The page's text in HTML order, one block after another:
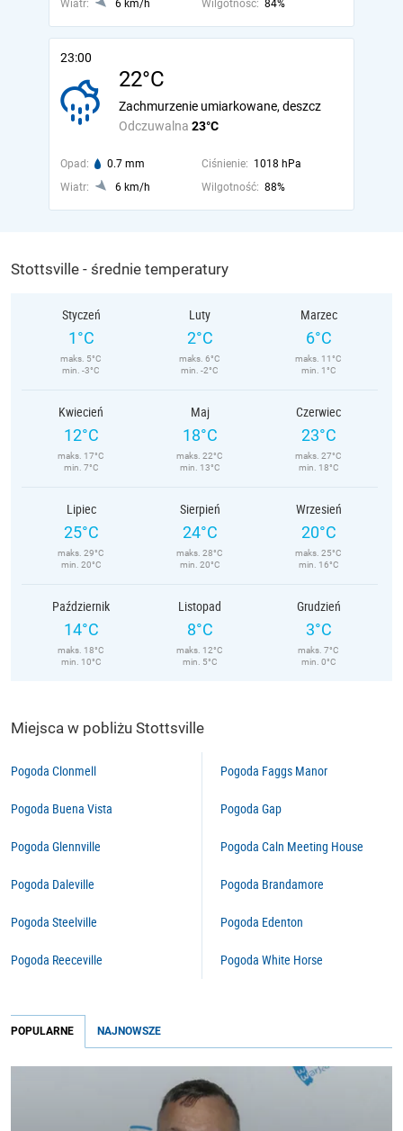
Wiatr: 6 km/h Wilgotność: 84%
23:00
22°C
Odczuwalna 23°C
Zachmurzenie umiarkowane, deszcz
Opad: 0.7 mm Ciśnienie: 1018 hPa
Wiatr:
6 km/h Wilgotność: 88%
Stottsville - średnie temperatury
Styczeń
1°C
maks. 5°C
min. -3°C
Luty
2°C
maks. 6°C
min. -2°C
Marzec
6°C
maks. 11°C
min. 1°C
Kwiecień
12°C
maks. 17°C
min. 7°C
Maj
18°C
maks. 22°C
min. 13°C
Czerwiec
23°C
maks. 27°C
min. 18°C
Lipiec
25°C
maks. 29°C
min. 20°C
Sierpień
24°C
maks. 28°C
min. 20°C
Wrzesień
20°C
maks. 25°C
min. 16°C
Październik
14°C
maks. 18°C
min. 10°C
Listopad
8°C
maks. 12°C
min. 5°C
Grudzień
3°C
maks. 7°C
min. 0°C
Miejsca w pobliżu Stottsville
Pogoda Clonmell
Pogoda Buena Vista
Pogoda Glennville
Pogoda Daleville
Pogoda Steelville
Pogoda Reeceville
Pogoda Faggs Manor
Pogoda Gap
Pogoda Caln Meeting House
Pogoda Brandamore
Pogoda Edenton
Pogoda White Horse
POPULARNE NAJNOWSZE